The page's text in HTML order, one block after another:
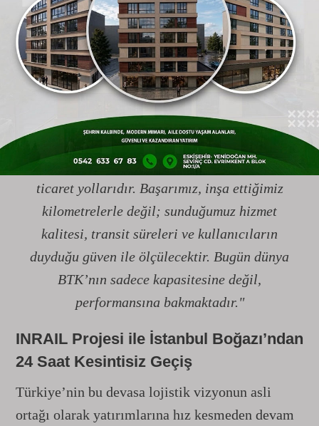
"2017 yılından bu yana Orta Koridor’un
gelişimine önemli katkılar sağlayan BTK Demir
Yolu Hattı’nda, altyapı çalışmalarının
tamamlanmasıyla birlikte yeni bir döneme
giriyoruz. Dünyanın bugün ihtiyaç duyduğu şey
yalnızca yeni ticaret yolları değil, yüksek
kapasiteli, öngörülebilir ve kesintisiz güvenilir
ticaret yollarıdır. Başarımız, inşa ettiğimiz
kilometrelerle değil; sunduğumuz hizmet
kalitesi, transit süreleri ve kullanıcıların
duyduğu güven ile ölçülecektir. Bugün dünya
BTK’nın sadece kapasitesine değil,
performansına bakmaktadır."
INRAIL Projesi ile İstanbul Boğazı’ndan
24 Saat Kesintisiz Geçiş
Türkiye’nin bu devasa lojistik vizyonun asli
ortağı olarak yatırımlarına hız kesmeden devam